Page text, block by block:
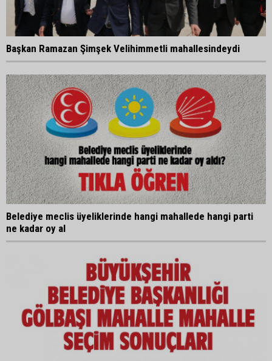
Başkan Ramazan Şimşek Velihimmetli mahallesindeydi
Belediye meclis üyeliklerinde hangi mahallede hangi parti
ne kadar oy al